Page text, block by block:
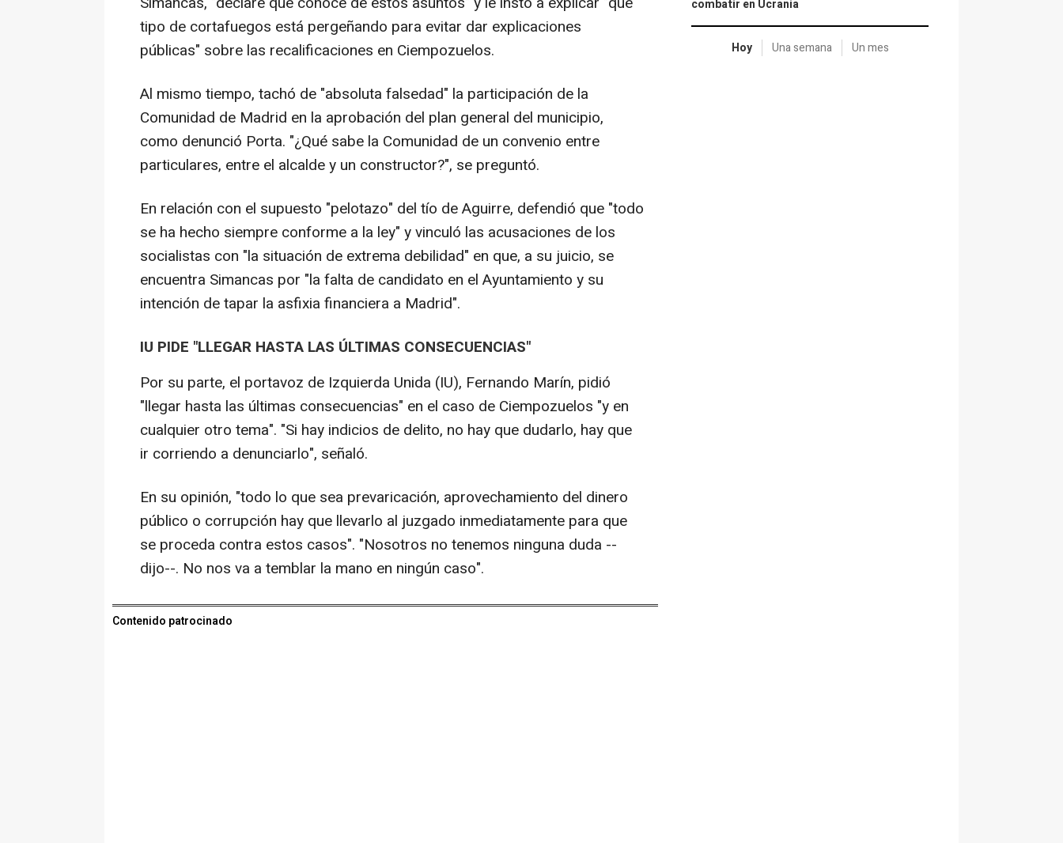
tipo de cortafuegos está pergeñando para evitar dar explicaciones
públicas" sobre las recalificaciones en Ciempozuelos.
Al mismo tiempo, tachó de "absoluta falsedad" la participación de la
Comunidad de Madrid en la aprobación del plan general del municipio,
como denunció Porta. "¿Qué sabe la Comunidad de un convenio entre
particulares, entre el alcalde y un constructor?", se preguntó.
En relación con el supuesto "pelotazo" del tío de Aguirre, defendió que "todo
se ha hecho siempre conforme a la ley" y vinculó las acusaciones de los
socialistas con "la situación de extrema debilidad" en que, a su juicio, se
encuentra Simancas por "la falta de candidato en el Ayuntamiento y su
intención de tapar la asfixia financiera a Madrid".
IU PIDE "LLEGAR HASTA LAS ÚLTIMAS CONSECUENCIAS"
Por su parte, el portavoz de Izquierda Unida (IU), Fernando Marín, pidió
"llegar hasta las últimas consecuencias" en el caso de Ciempozuelos "y en
cualquier otro tema". "Si hay indicios de delito, no hay que dudarlo, hay que
ir corriendo a denunciarlo", señaló.
En su opinión, "todo lo que sea prevaricación, aprovechamiento del dinero
público o corrupción hay que llevarlo al juzgado inmediatamente para que
se proceda contra estos casos". "Nosotros no tenemos ninguna duda --
dijo--. No nos va a temblar la mano en ningún caso".
Contenido patrocinado
combatir en Ucrania
Hoy Una semana Un mes